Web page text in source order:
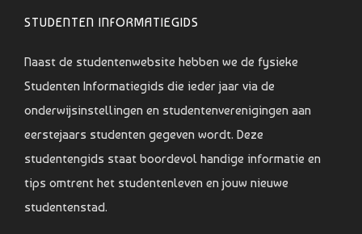
STUDENTEN INFORMATIEGIDS
Naast de studentenwebsite hebben we de fysieke
Studenten Informatiegids die ieder jaar via de
onderwijsinstellingen en studentenverenigingen aan
eerstejaars studenten gegeven wordt. Deze
studentengids staat boordevol handige informatie en
tips omtrent het studentenleven en jouw nieuwe
studentenstad.